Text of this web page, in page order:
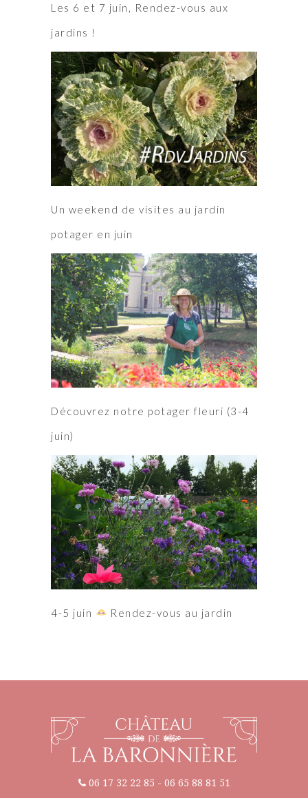
Les 6 et 7 juin, Rendez-vous aux
jardins !
Un weekend de visites au jardin
potager en juin
Découvrez notre potager fleuri (3-4
juin)
4-5 juin Rendez-vous au jardin
06 17 32 22 85 - 06 65 88 81 51